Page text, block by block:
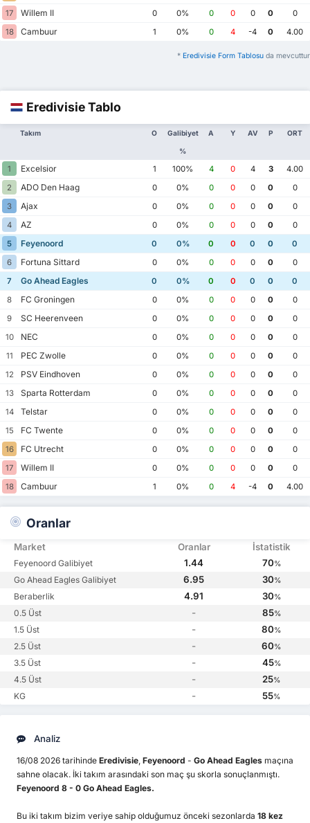
17
Willem II 0 0% 0 0 0 0
0
18
Cambuur 1 0% 0 4 -4 0 4.00
* Eredivisie Form Tablosu da mevcuttur
Eredivisie Tablo
Takım O Galibiyet
%
A Y AV P ORT
1 Excelsior 1 100% 4 0 4 3
4.00
2
ADO Den Haag 0 0% 0 0 0 0
0
3
Ajax 0 0% 0 0 0 0
0
4
AZ 0 0% 0 0 0 0
0
5
Feyenoord 0 0% 0 0 0 0
0
6
Fortuna Sittard 0 0% 0 0 0 0
0
7
Go Ahead Eagles 0 0% 0 0 0 0
0
8
FC Groningen 0 0% 0 0 0 0
0
9
SC Heerenveen 0 0% 0 0 0 0
0
10
NEC 0 0% 0 0 0 0
0
11
PEC Zwolle 0 0% 0 0 0 0
0
12
PSV Eindhoven 0 0% 0 0 0 0
0
13
Sparta Rotterdam 0 0% 0 0 0 0
0
14
Telstar 0 0% 0 0 0 0
0
15
FC Twente 0 0% 0 0 0 0
0
16
FC Utrecht 0 0% 0 0 0 0
0
17
Willem II 0 0% 0 0 0 0
0
18
Cambuur 1 0% 0 4 -4 0 4.00
Oranlar
Market Oranlar İstatistik
Feyenoord Galibiyet 1.44 70%
Go Ahead Eagles Galibiyet 6.95 30%
Beraberlik 4.91 30%
0.5 Üst - 85%
1.5 Üst - 80%
2.5 Üst - 60%
3.5 Üst - 45%
4.5 Üst - 25%
KG - 55%
Analiz
16/08 2026 tarihinde Eredivisie Feyenoord - Go Ahead Eagles maçına
sahne olacak. İki takım arasındaki son maç şu skorla sonuçlanmıştı.
Feyenoord 8 - 0 Go Ahead Eagles.
Bu iki takım bizim veriye sahip olduğumuz önceki sezonlarda 18 kez